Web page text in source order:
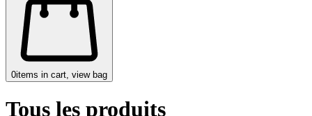
0items in cart, view bag
Tous les produits